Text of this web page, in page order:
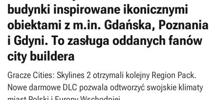
budynki inspirowane ikonicznymi
obiektami z m.in. Gdańska, Poznania
i Gdyni. To zasługa oddanych fanów
city buildera
Gracze Cities: Skylines 2 otrzymali kolejny Region Pack.
Nowe darmowe DLC pozwala odtworzyć swojskie klimaty